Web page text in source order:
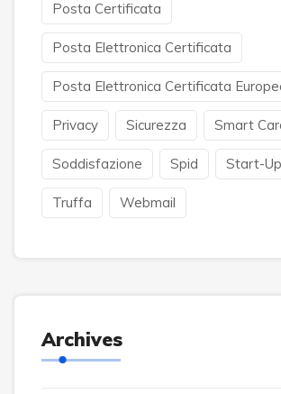
Posta Certificata
Posta Elettronica Certificata
Posta Elettronica Certificata
Privacy Sicurezza Smart
Soddisfazione Spid Start-Up
Truffa Webmail
Archives